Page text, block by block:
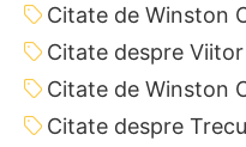
Citate de Winston
Citate despre Viitor
Citate de Winston
Citate despre